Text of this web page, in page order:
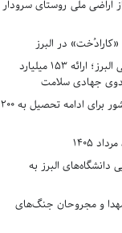
مترمربع از اراضی ملی روستای سرودار
در البرز
رکوردزنی در عدالت درمانی البرز؛ ارائه ۱۵۳ میلیارد
افزایش وثیقه خروج از کشور برای ادامه تحصیل به ۲۰۰
دانشگاه‌های البرز به
و مجروحان جنگ‌های